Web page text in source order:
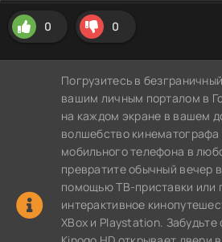
0 0
Погрузитесь в
вашим личным порталом в
на каждом экране в вашем
волшебство кинематографа
мобильного телефона в
превратите обычный вечер
помощью ТВ-приставки или
интерактивное
XBox и Playstation. Забудьте